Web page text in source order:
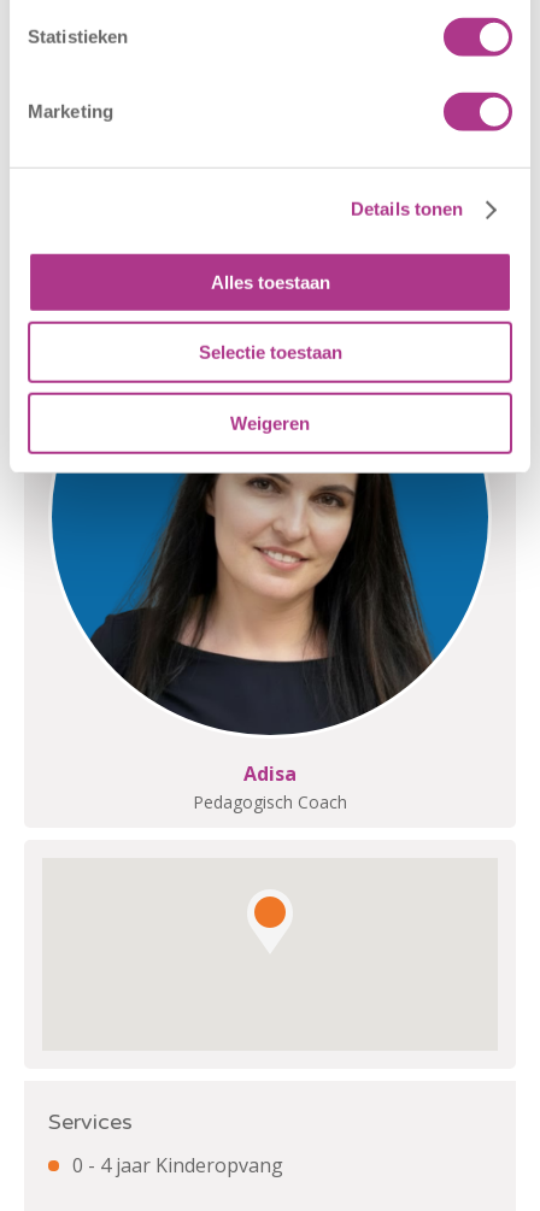
Statistieken
Marketing
Details tonen
Alles toestaan
Selectie toestaan
Weigeren
Adisa
Pedagogisch Coach
Services
0 - 4 jaar Kinderopvang